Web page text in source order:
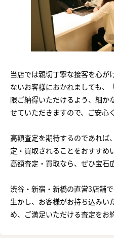
当店では親切丁寧な接客を心が
ないお客様におかれましても、
限ご納得いただけるよう、細か
せていただきますので、ご安心
高額査定を期待するのであれば
定・買取されることをおすすめ
高額査定・買取なら、ぜひ宝石
渋谷・新宿・新橋の直営3店舗
生かし、お客様がお持ち込みい
め、ご満足いただける査定をお